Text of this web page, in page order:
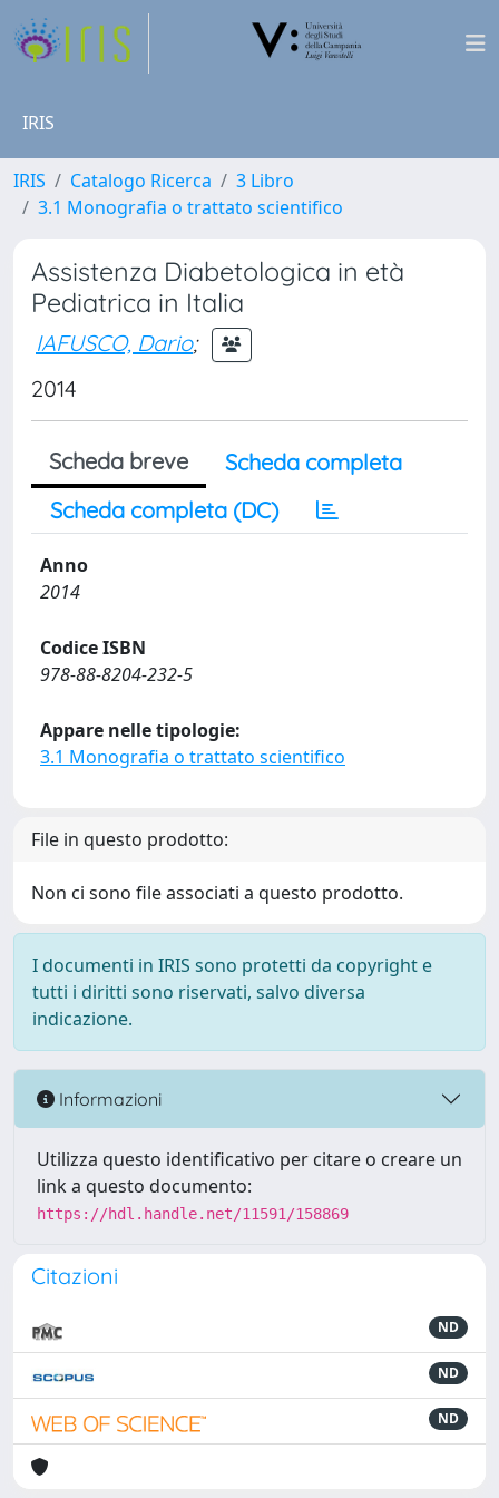
IRIS
IRIS Catalogo Ricerca
3 Libro
3.1 Monografia o trattato scientifico
Assistenza Diabetologica in età
Pediatrica in Italia
IAFUSCO, Dario;
2014
Scheda breve
Scheda completa
Scheda completa (DC)
Anno
2014
Codice ISBN
978-88-8204-232-5
Appare nelle tipologie:
3.1 Monografia o trattato scientifico
File in questo prodotto:
Non ci sono file associati a questo prodotto.
I documenti in IRIS sono protetti da copyright e
tutti i diritti sono riservati, salvo diversa
indicazione.
Informazioni
Utilizza questo identificativo per citare o creare un
link a questo documento:
https://hdl.handle.net/11591/158869
Citazioni
ND
ND
ND